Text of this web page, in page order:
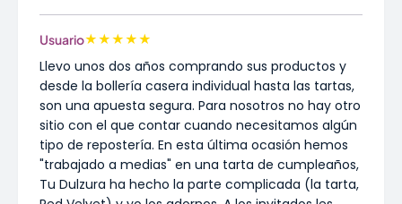
Usuario★★★★★
Llevo unos dos años comprando sus productos y
desde la bollería casera individual hasta las tartas,
son una apuesta segura. Para nosotros no hay otro
sitio con el que contar cuando necesitamos algún
tipo de repostería. En esta última ocasión hemos
"trabajado a medias" en una tarta de cumpleaños,
Tu Dulzura ha hecho la parte complicada (la tarta,